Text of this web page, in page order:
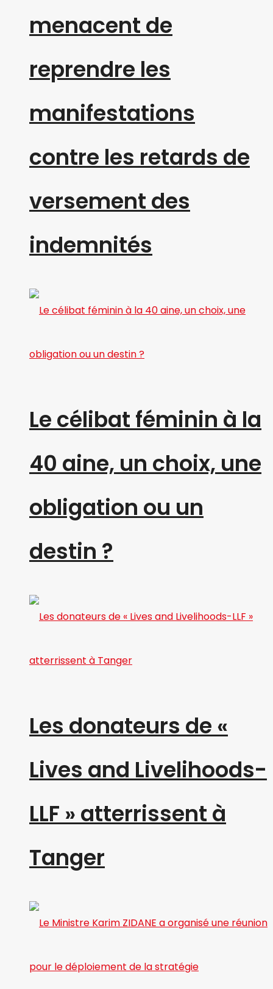
menacent de
reprendre les
manifestations
contre les retards de
versement des
indemnités
Le célibat féminin à la
40 aine, un choix, une
obligation ou un
destin ?
Les donateurs de «
Lives and Livelihoods-
LLF » atterrissent à
Tanger